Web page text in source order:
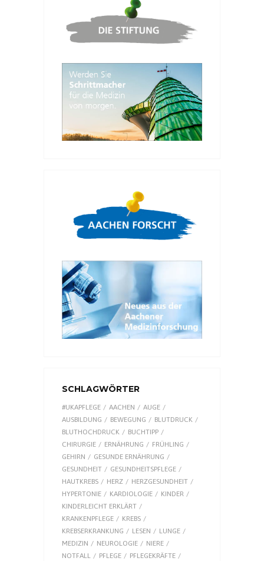
SCHLAGWÖRTER
#UKAPFLEGE AACHEN
AUGE
AUSBILDUNG
BEWEGUNG
BLUTDRUCK
BLUTHOCHDRUCK
BUCHTIPP
CHIRURGIE
ERNÄHRUNG
FRÜHLING
GEHIRN
GESUNDE ERNÄHRUNG
GESUNDHEIT
GESUNDHEITSPFLEGE
HAUTKREBS
HERZ
HERZGESUNDHEIT
HYPERTONIE
KARDIOLOGIE
KINDER
KINDERLEICHT ERKLÄRT
KRANKENPFLEGE
KREBS
KREBSERKRANKUNG
LESEN
LUNGE
MEDIZIN
NEUROLOGIE
NIERE
NOTFALL
PFLEGE
PFLEGEKRÄFTE